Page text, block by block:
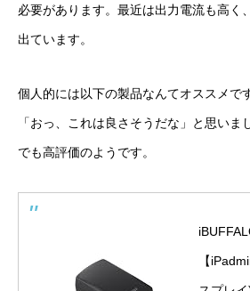
必要があります。最近は出力電流も高く
出ています。
個人的には以下の製品なんてオススメで
「おっ、これは良さそうだな」と思いま
でも高評価のようです。
【